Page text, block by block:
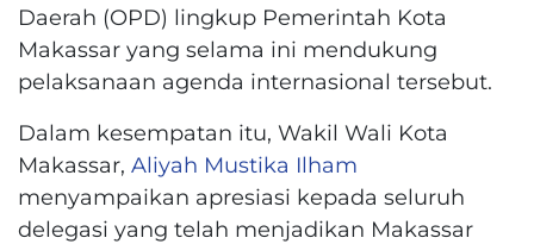
Daerah (OPD) lingkup Pemerintah Kota
Makassar yang selama ini mendukung
pelaksanaan agenda internasional tersebut.
Dalam kesempatan itu, Wakil Wali Kota
Makassar, Aliyah Mustika Ilham
menyampaikan apresiasi kepada seluruh
delegasi yang telah menjadikan Makassar